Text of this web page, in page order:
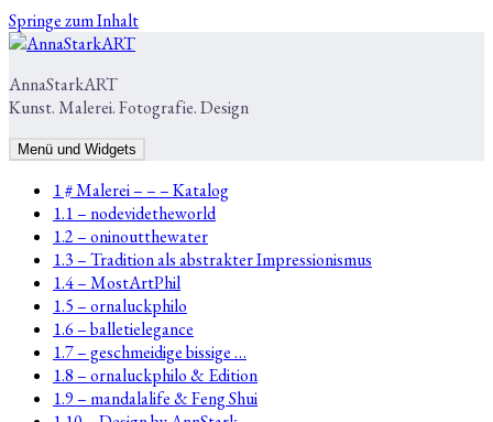
Springe zum Inhalt
AnnaStarkART
Kunst. Malerei. Fotografie. Design
Menü und Widgets
1 # Malerei – – – Katalog
1.1 – nodevidetheworld
1.2 – oninoutthewater
1.3 – Tradition als abstrakter Impressionismus
1.4 – MostArtPhil
1.5 – ornaluckphilo
1.6 – balletielegance
1.7 – geschmeidige bissige …
1.8 – ornaluckphilo & Edition
1.9 – mandalalife & Feng Shui